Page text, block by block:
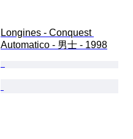
Longines - Conquest
Automatico - 男士 - 1998